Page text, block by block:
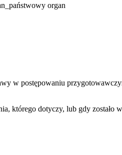
organ
w postępowaniu
którego dotyczy, lub gdy zostało